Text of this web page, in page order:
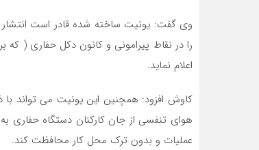
وی گفت: یونیت ساخته شده قادر است انتشار
اعلام نماید.
کاوش افزود: همچنین این یونیت می تواند با
هوای تنفسی از جان کارکنان دستگاه حفاری
عملیات و بدون ترک محل کار محافظت کند.